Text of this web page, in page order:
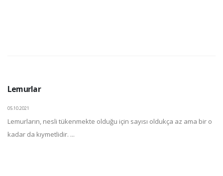
Lemurlar
05.10.2021
Lemurların, nesli tükenmekte olduğu için sayısı oldukça az ama bir o
kadar da kıymetlidir. ...